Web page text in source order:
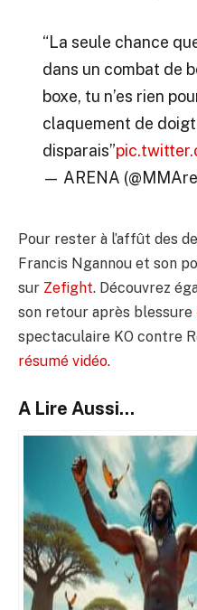
“La seule chance
dans un combat de
boxe, tu n’es rien
claquement de
disparais”
— ARENA
Pour rester à l’affût des
Francis Ngannou et son
sur Zefight. Découvrez
son retour après blessure
spectaculaire KO contre
résumé vidéo.
A Lire Aussi...